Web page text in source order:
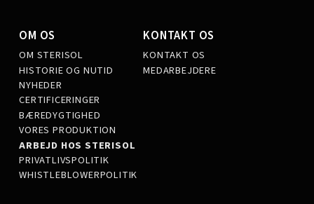
OM OS
OM STERISOL
HISTORIE OG NUTID
NYHEDER
CERTIFICERINGER
BÆREDYGTIGHED
VORES PRODUKTION
ARBEJD HOS STERISOL
PRIVATLIVSPOLITIK
WHISTLEBLOWERPOLITIK
KONTAKT OS
KONTAKT OS
MEDARBEJDERE